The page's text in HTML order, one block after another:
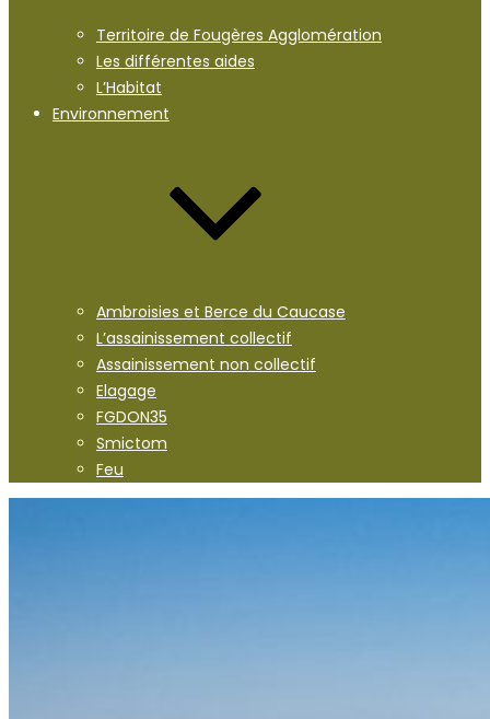
Territoire de Fougères Agglomération
Les différentes aides
L’Habitat
Environnement
Ambroisies et Berce du Caucase
L’assainissement collectif
Assainissement non collectif
Elagage
FGDON35
Smictom
Feu